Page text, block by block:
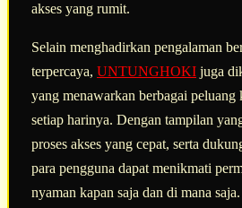
akses yang rumit.
Selain menghadirkan pengalaman
terpercaya, UNTUNGHOKI juga
yang menawarkan berbagai peluang
setiap harinya. Dengan tampilan
proses akses yang cepat, serta
para pengguna dapat menikmati
nyaman kapan saja dan di mana